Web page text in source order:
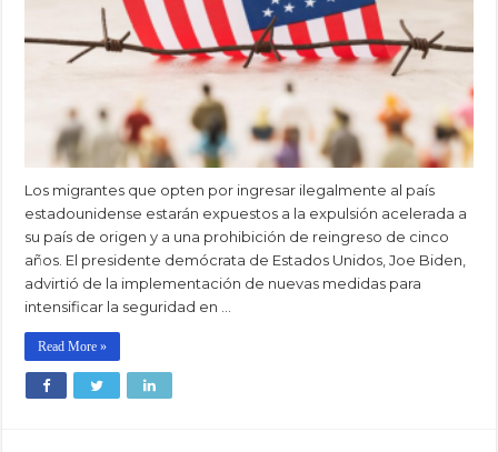
Los migrantes que opten por ingresar ilegalmente al país
estadounidense estarán expuestos a la expulsión acelerada a
su país de origen y a una prohibición de reingreso de cinco
años. El presidente demócrata de Estados Unidos, Joe Biden,
advirtió de la implementación de nuevas medidas para
intensificar la seguridad en …
Read More »